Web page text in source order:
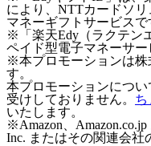
により、NTTカードソ
マネーギフトサービスで
※「楽天Edy（ラクテン
ペイド型電子マネーサー
※本プロモーションは株
す。
本プロモーションにつ
受けしておりません。 ち
いたします。
※Amazon、
Inc. またはその関連会社